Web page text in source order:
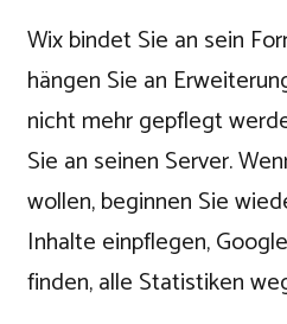
Wix bindet Sie an sein
hängen Sie an
nicht mehr gepflegt
Sie an seinen Server.
wollen, beginnen Sie
Inhalte einpflegen,
finden, alle Statistiken